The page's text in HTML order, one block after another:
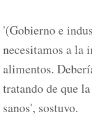
'(Gobierno e
necesitamos a la
alimentos.
tratando de que
sanos', sostuvo.